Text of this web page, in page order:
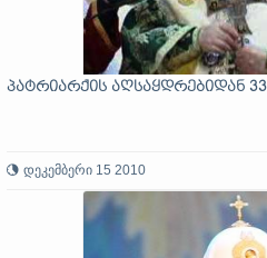
პატრიარქის აღსაყდრებიდან
დეკემბერი 15 2010